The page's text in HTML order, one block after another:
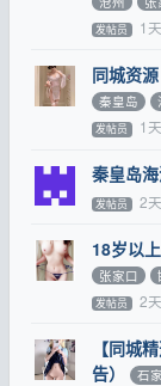
发帖员 1
同城资
秦皇岛
发帖员 1
秦皇岛
发帖员 2
18岁以
张家口
发帖员 2
【同城
告）
石